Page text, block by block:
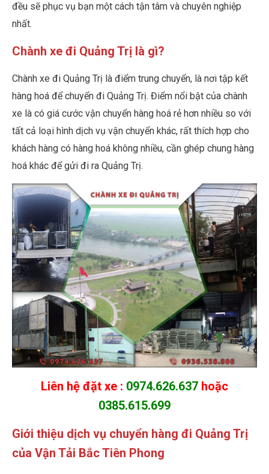
đều sẽ phục vụ bạn một cách tận tâm và chuyên nghiệp
nhất.
Chành xe đi Quảng Trị là gì?
Chành xe đi Quảng Trị là điểm trung chuyển, là nơi tập kết
hàng hoá để chuyển đi Quảng Trị. Điểm nổi bật của chành
xe là có giá cước vận chuyển hàng hoá rẻ hơn nhiều so với
tất cả loại hình dịch vụ vận chuyển khác, rất thích hợp cho
khách hàng có hàng hoá không nhiều, cần ghép chung hàng
hoá khác để gửi đi ra Quảng Trị.
Liên hệ đặt xe : 0974.626.637 hoặc
0385.615.699
Giới thiệu dịch vụ chuyển hàng đi Quảng Trị
của Vận Tải Bắc Tiên Phong